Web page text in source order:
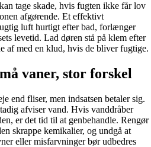
tage skade, hvis fugten ikke får lov
afgørende. Et effektivt
luft hurtigt efter bad, forlænger
levetid. Lad døren stå på klem efter
af med en klud, hvis de bliver fugtige.
vaner, stor forskel
end fliser, men indsatsen betaler sig.
afviser vand. Hvis vanddråber
er det tid til at genbehandle. Rengør
skrappe kemikalier, og undgå at
eller misfarvninger bør udbedres